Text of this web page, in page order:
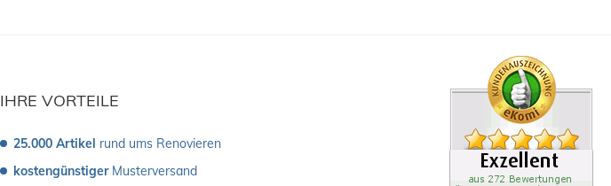
IHRE VORTEILE
25.000 Artikel rund ums Renovieren
kostengünstiger Musterversand